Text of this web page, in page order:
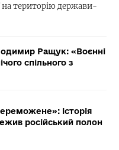
на територію держави-
Ращук: «Воєнні
спільного з
історія
російський полон